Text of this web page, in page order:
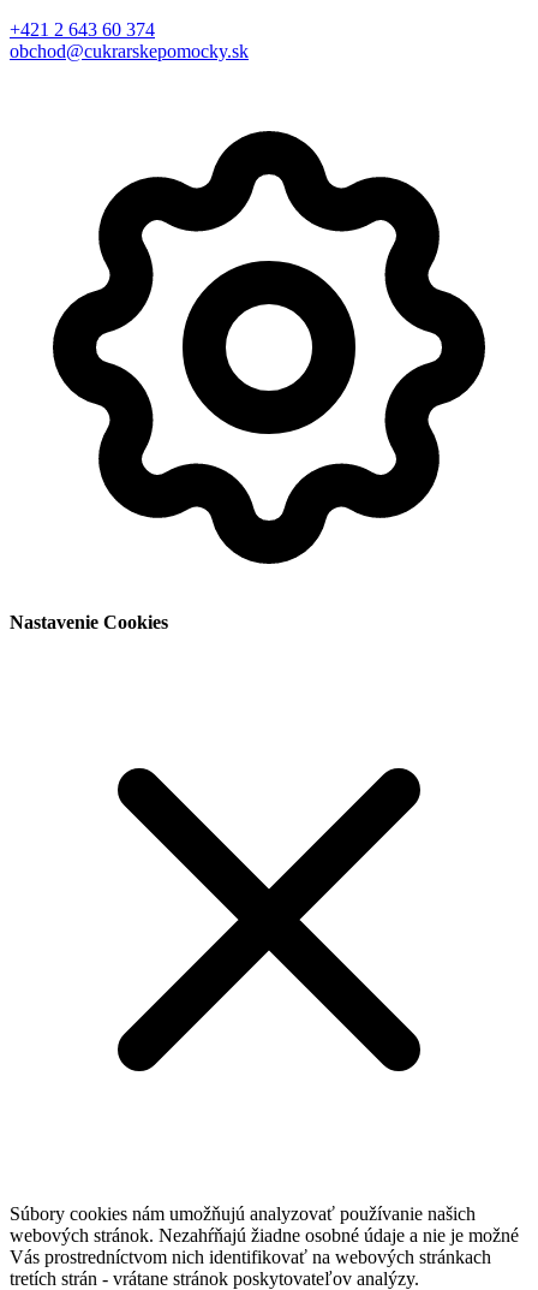
+421 2 643 60 374
obchod@cukrarskepomocky.sk
Nastavenie Cookies
Súbory cookies nám umožňujú analyzovať používanie našich
webových stránok. Nezahŕňajú žiadne osobné údaje a nie je možné
Vás prostredníctvom nich identifikovať na webových stránkach
tretích strán - vrátane stránok poskytovateľov analýzy.